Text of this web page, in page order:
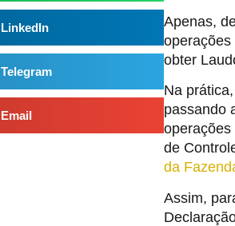
LinkedIn
Telegram
Email
Apenas,
obter
Na
passando
de
da
Assim,